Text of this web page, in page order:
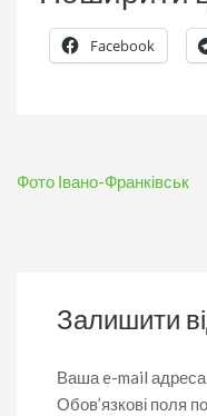
Facebook
Навігація
Фото Івано-Франківськ
Залишити
Ваша e-mail
Обов’язкові поля